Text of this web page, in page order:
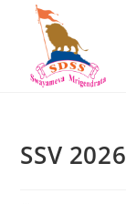
SSV 2026